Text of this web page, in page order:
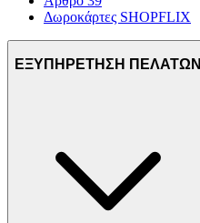
Δωροκάρτες SHOPFLIX
ΕΞΥΠΗΡΕΤΗΣΗ ΠΕΛΑΤΩΝ